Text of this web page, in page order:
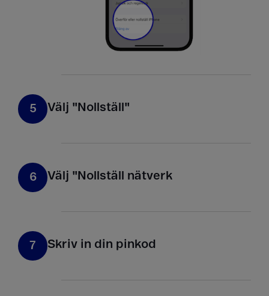
5 Välj "Nollställ"
6 Välj "Nollställ nätverk
7 Skriv in din pinkod